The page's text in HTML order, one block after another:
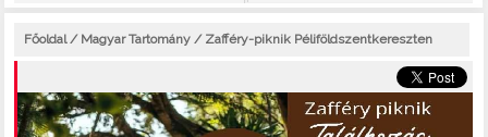
Főoldal/ Magyar Tartomány / Zafféry-piknik Péliföldszentkereszten